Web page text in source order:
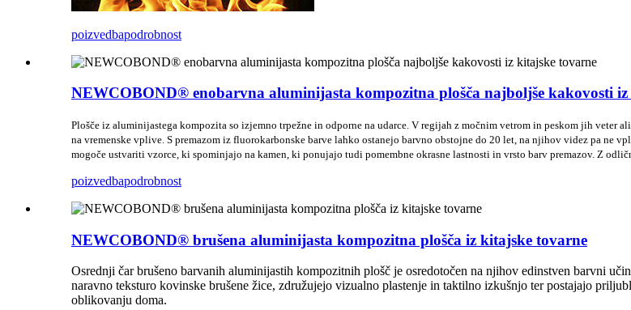
poizvedbapodrobnost
NEWCOBOND® enobarvna aluminijasta kompozitna plošča najboljše kakovosti
Plošče iz aluminijastega kompozita so izjemno trpežne in odporne na udarce. V regijah z močnim vetrom in peskom jih veter
na vremenske vplive. S premazom iz fluorokarbonske barve lahko ostanejo barvno obstojne do 20 let, na njihov videz pa
mogoče ustvariti vzorce, ki spominjajo na kamen, ki ponujajo tudi pomembne okrasne lastnosti in vrsto barv premazov. Z
poizvedbapodrobnost
NEWCOBOND® brušena aluminijasta kompozitna plošča iz kitajske tovarne
Osrednji čar brušeno barvanih aluminijastih kompozitnih plošč je osredotočen na njihov edinstven barvni
naravno teksturo kovinske brušene žice, združujejo vizualno plastenje in taktilno izkušnjo ter postajajo
oblikovanju doma.